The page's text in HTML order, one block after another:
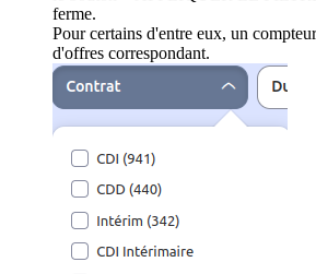
ferme.
Pour certains d'entre eux, un
d'offres correspondant.